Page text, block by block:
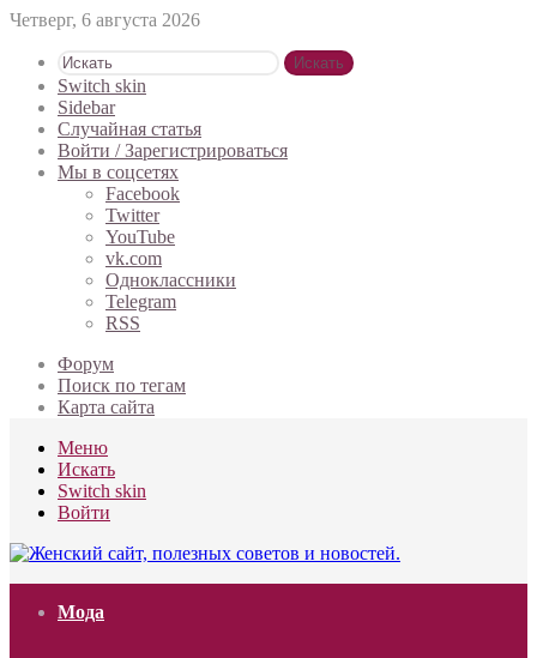
Четверг, 6 августа 2026
Искать
Switch skin
Sidebar
Случайная статья
Войти / Зарегистрироваться
Мы в соцсетях
Facebook
Twitter
YouTube
vk.com
Одноклассники
Telegram
RSS
Форум
Поиск по тегам
Карта сайта
Меню
Искать
Switch skin
Войти
Мода